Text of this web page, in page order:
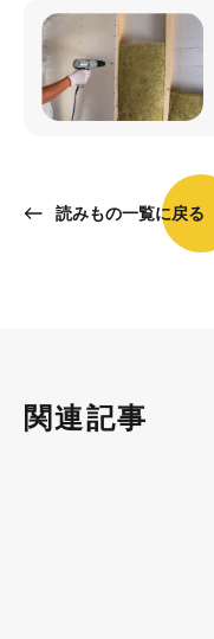
読みもの一覧に戻る
関連記事